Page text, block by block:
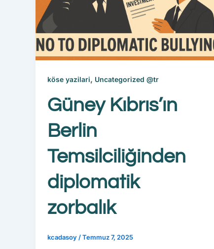
köse yazilari, Uncategorized @tr
Güney Kıbrıs’ın
Berlin
Temsilciliğinden
diplomatik
zorbalık
kcadasoy/Temmuz 7, 2025